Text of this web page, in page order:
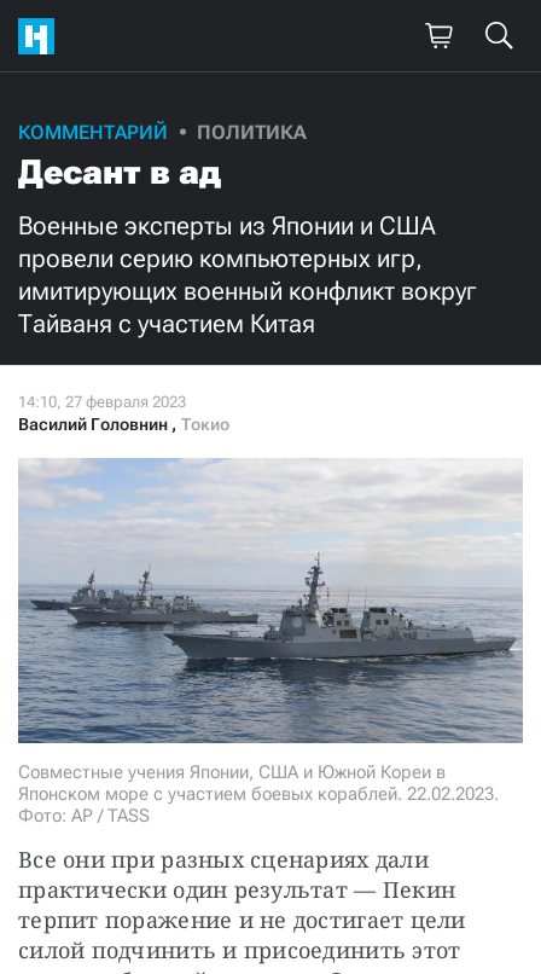
КОММЕНТАРИЙ ПОЛИТИКА
Десант в ад
Военные эксперты из Японии и США
провели серию компьютерных игр,
имитирующих военный конфликт вокруг
Тайваня с участием Китая
Василий Головнин , Токио
Совместные учения Японии, США и Южной Кореи в
Японском море с участием боевых кораблей. 22.02.2023.
Фото: AP / TASS
Все они при разных сценариях дали
практически один результат — Пекин
терпит поражение и не достигает цели
силой подчинить и присоединить этот